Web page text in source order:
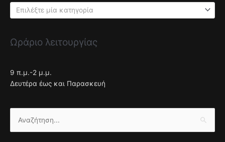
Επιλέξτε μία κατηγορία
Ωράριο λειτουργίας
9 π.μ.-2 μ.μ.
Δευτέρα έως και Παρασκευή
Αναζήτηση
για: